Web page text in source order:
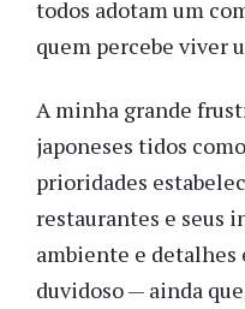
todos adotam um
quem percebe viver
A minha grande
japoneses tidos
prioridades
restaurantes e seus
ambiente e detalhes
duvidoso — ainda